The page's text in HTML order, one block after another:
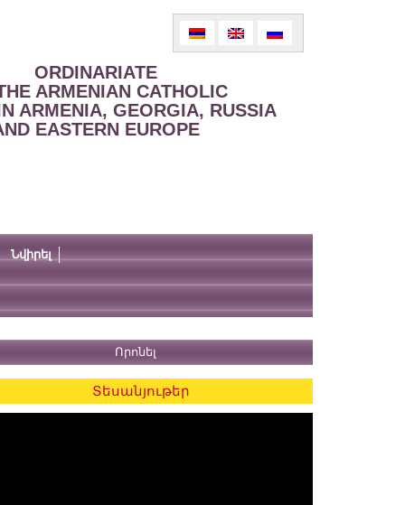
ORDINARIATE
ARMENIAN CATHOLIC
ARMENIA, GEORGIA, RUSSIA
EASTERN EUROPE
Նվիրել
Տեսանյութեր